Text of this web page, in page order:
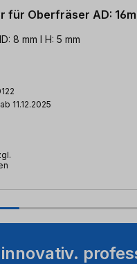
für Oberfräser AD:
AD: 16 mm l ID: 8 mm l H: 5 mm
11.12.2025